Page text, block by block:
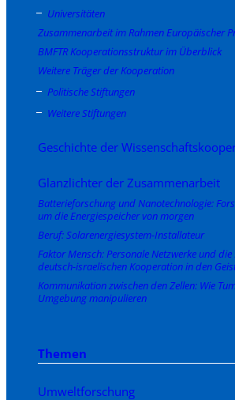
Universitäten
Zusammenarbeit im Rahmen Europäischer
BMFTR Kooperationsstruktur im Überblick
Weitere Träger der Kooperation
Politische Stiftungen
Weitere Stiftungen
Geschichte der
Glanzlichter der Zusammenarbeit
Batterieforschung und Nanotechnologie:
um die Energiespeicher von morgen
Beruf: Solarenergiesystem-Installateur
Faktor Mensch: Personale Netzwerke und
deutsch-israelischen Kooperation in den
Kommunikation zwischen den Zellen: Wie
Umgebung manipulieren
Themen
Umweltforschung